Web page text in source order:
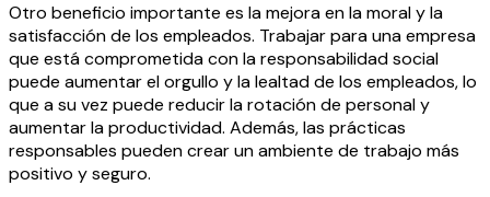
Otro beneficio importante es la mejora en la moral y la
satisfacción de los empleados. Trabajar para una empresa
que está comprometida con la responsabilidad social
puede aumentar el orgullo y la lealtad de los empleados, lo
que a su vez puede reducir la rotación de personal y
aumentar la productividad. Además, las prácticas
responsables pueden crear un ambiente de trabajo más
positivo y seguro.